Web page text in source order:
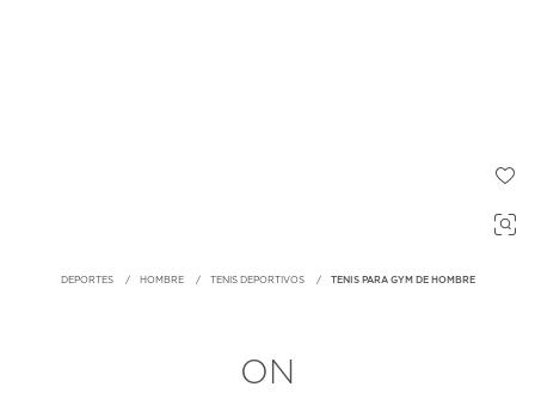
DEPORTES HOMBRE TENIS DEPORTIVOS TENIS PARA GYM DE HOMBRE
ON